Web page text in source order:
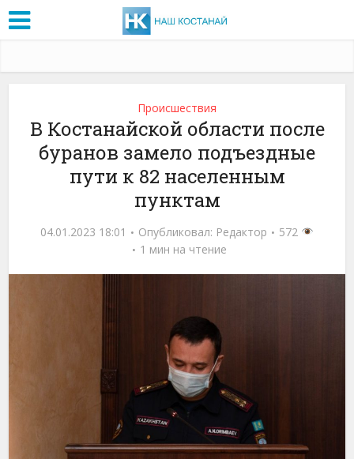
Проиcшествия
В Костанайской области после
буранов замело подъездные
пути к 82 населенным
пунктам
04.01.2023 18:01 Опубликовал: Редактор
572
1 мин на чтение